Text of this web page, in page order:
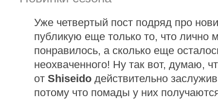
Уже четвертый пост подряд про
публикую еще только то, что лично
понравилось, а сколько еще
неохваченного! Ну так вот, думаю,
от Shiseido действительно
потому что помады у них